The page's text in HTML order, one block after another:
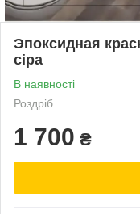
Эпоксидная
сіра
В наявності
Роздріб
1 700 ₴